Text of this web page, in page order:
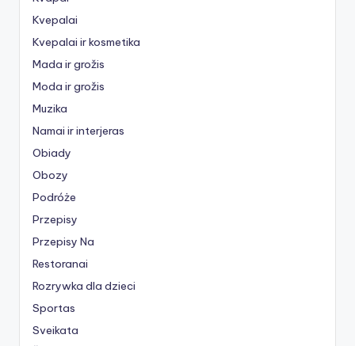
Kvepalai
Kvepalai ir kosmetika
Mada ir grožis
Moda ir grožis
Muzika
Namai ir interjeras
Obiady
Obozy
Podróże
Przepisy
Przepisy Na
Restoranai
Rozrywka dla dzieci
Sportas
Sveikata